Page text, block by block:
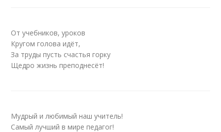
От учебников, уроков
Кругом голова идёт,
За труды пусть счастья горку
Щедро жизнь преподнесёт!
Мудрый и любимый наш учитель!
Самый лучший в мире педагог!